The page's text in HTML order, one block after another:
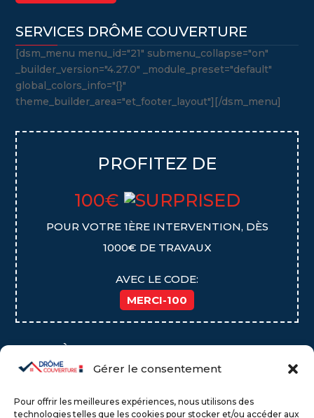
Gérer le consentement
Pour offrir les meilleures expériences, nous utilisons des
technologies telles que les cookies pour stocker et/ou accéder aux
SERVICES DRÔME COUVERTURE
[dsm_menu menu_id="21" submenu_collapse="on"
_builder_version="4.27.0" _module_preset="default"
global_colors_info="{}"
theme_builder_area="et_footer_layout"][/dsm_menu]
PROFITEZ DE
100€
POUR VOTRE 1ÈRE INTERVENTION, DÈS
1000€ DE TRAVAUX
AVEC LE CODE:
MERCI-100
DERNIÈRES NOUVELLLES